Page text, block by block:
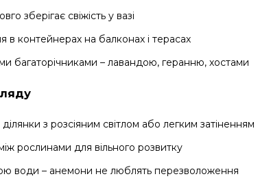
зберігає свіжість у вазі
в контейнерах на балконах і терасах
багаторічниками – лавандою, геранню, хостами
з розсіяним світлом або легким затіненням
рослинами для вільного розвитку
води – анемони не люблять перезволоження